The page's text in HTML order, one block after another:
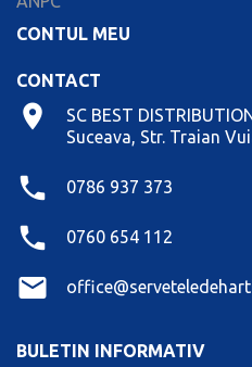
CONTUL MEU
CONTACT
SC BEST
Suceava, Str. Traian
0786 937 373
0760 654 112
BULETIN INFORMATIV